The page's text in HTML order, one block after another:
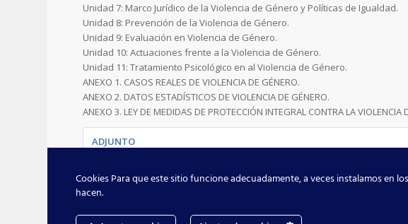
Unidad 7: Marco Jurídico de la Violencia de Género y Políticas de Igualdad.
Unidad 8: Prevención de la Violencia de Género.
Unidad 9: Evaluación en Violencia de Género.
Unidad 10: Actuaciones frente a la Violencia de Género.
Unidad 11: Tratamiento Psicológico en al Violencia de Género.
ANEXO 1. CASOS REALES DE VIOLENCIA DE GÉNERO.
ANEXO 2. DATOS ESTADÍSTICOS DE VIOLENCIA DE GÉNERO.
ANEXO 3. LEY DE MEDIDAS DE PROTECCIÓN INTEGRAL CONTRA LA VIOLENCIA
ADJUNTO
Cookies Para que este sitio funcione adecuadamente, a veces instalamos en
hacen.